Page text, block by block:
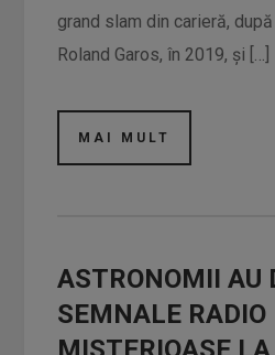
grand slam din carieră,
Roland Garos, în 2019, şi […]
MAI MULT
ASTRONOMII AU
SEMNALE RADIO